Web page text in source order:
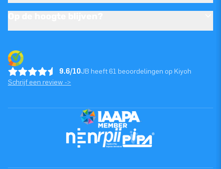
9.6/10JB heeft 61 beoordelingen op Kiyoh
Schrijf een review ->